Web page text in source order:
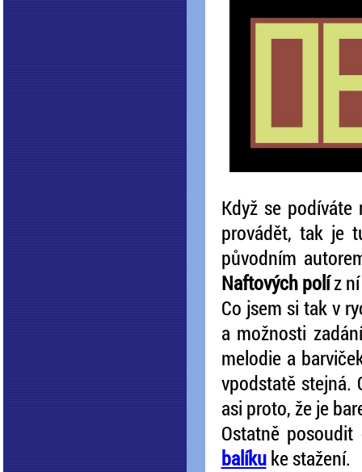
Když se
provádět, tak je
původním
Naftových políz ní
Co jsem si tak v
a možnosti
melodie a
vpodstatě
asi proto, že je
Ostatně
balíkuke stažení.